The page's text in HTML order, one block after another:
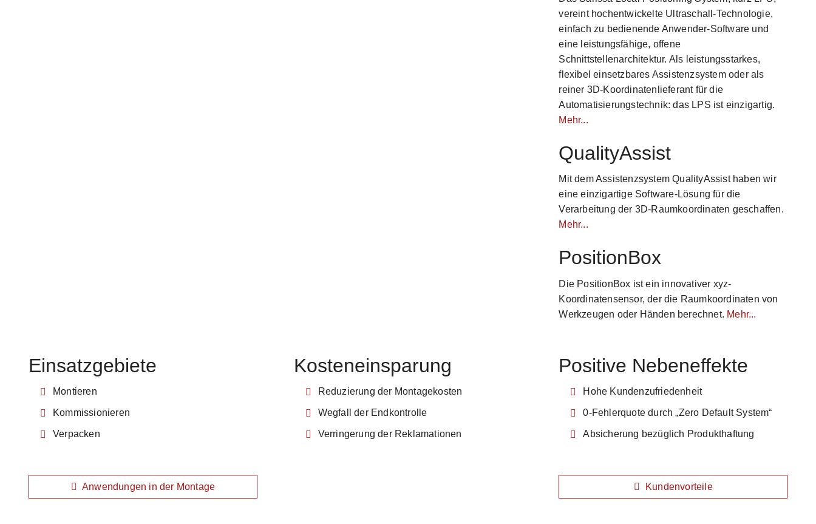
vereint hochentwickelte Ultraschall-Technologie,
einfach zu bedienende Anwender-Software und
eine leistungsfähige, offene
Schnittstellenarchitektur. Als leistungsstarkes,
flexibel einsetzbares Assistenzsystem oder als
reiner 3D-Koordinatenlieferant für die
Automatisierungstechnik: das LPS ist einzigartig.
Mehr...
QualityAssist
Mit dem Assistenzsystem QualityAssist haben wir
eine einzigartige Software-Lösung für die
Verarbeitung der 3D-Raumkoordinaten geschaffen.
Mehr...
PositionBox
Die PositionBox ist ein innovativer xyz-
Koordinatensensor, der die Raumkoordinaten von
Werkzeugen oder Händen berechnet. Mehr...
Einsatzgebiete
Montieren
Kommissionieren
Verpacken
Anwendungen in der Montage
Kosteneinsparung
Reduzierung der Montagekosten
Wegfall der Endkontrolle
Verringerung der Reklamationen
Positive Nebeneffekte
Hohe Kundenzufriedenheit
0-Fehlerquote durch „Zero Default System“
Absicherung bezüglich Produkthaftung
Kundenvorteile